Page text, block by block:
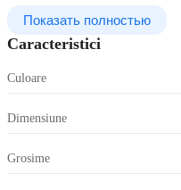
Показать полностью
Caracteristici
Culoare
Dimensiune
Grosime